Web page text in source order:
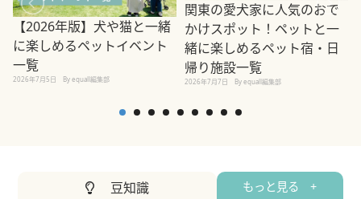
【2026年版】犬や猫と一緒
に楽しめるペットイベント
一覧
2026年7月5日 By equall編集部
関東の愛犬家に人気のおで
かけスポット！ペットと一
緒に楽しめるペット宿・日
帰り施設一覧
2026年7月7日 By equall編集部
豆知識 もっと見る +